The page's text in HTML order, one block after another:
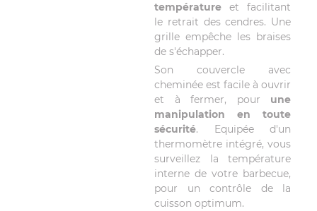
température et facilitant
le retrait des cendres. Une
grille empêche les braises
de s'échapper.
Son couvercle avec
cheminée est facile à ouvrir
et à fermer, pour une
manipulation en toute
sécurité. Equipée d'un
thermomètre intégré, vous
surveillez la température
interne de votre barbecue,
pour un contrôle de la
cuisson optimum.